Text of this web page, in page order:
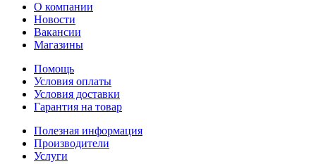
О компании
Новости
Вакансии
Магазины
Помощь
Условия оплаты
Условия доставки
Гарантия на товар
Полезная информация
Производители
Услуги